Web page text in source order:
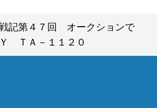
記第４７回 オークションで
ＴＡ－１１２０